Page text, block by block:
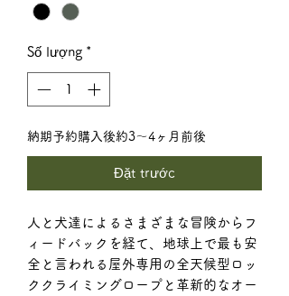
Số lượng *
納期予約購入後約3〜4ヶ月前後
Đặt trước
人と犬達によるさまざまな冒険からフ
ィードバックを経て、地球上で最も安
全と言われる屋外専用の全天候型ロッ
ククライミングロープと革新的なオー